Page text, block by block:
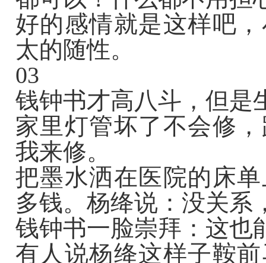
好的感情就是这样吧
太的随性。
03
钱钟书才高八斗，但是
家里灯管坏了不会修
我来修。
把墨水洒在医院的床
多钱。杨绛说：没关系
钱钟书一脸崇拜：这也
有人说杨绛这样子鞍